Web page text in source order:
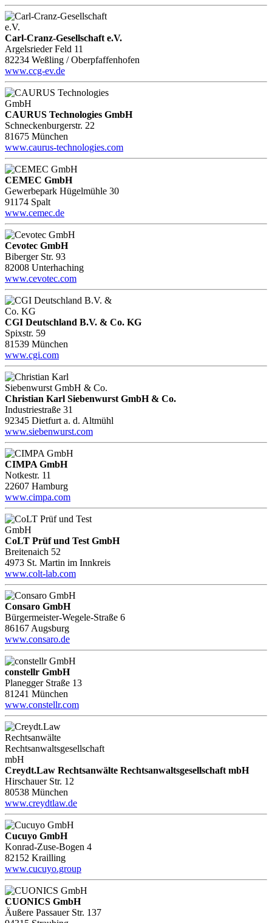
Carl-Cranz-Gesellschaft e.V.
Argelsrieder Feld 11
82234 Weßling / Oberpfaffenhofen
www.ccg-ev.de
CAURUS Technologies GmbH
Schneckenburgerstr. 22
81675 München
www.caurus-technologies.com
CEMEC GmbH
Gewerbepark Hügelmühle 30
91174 Spalt
www.cemec.de
Cevotec GmbH
Biberger Str. 93
82008 Unterhaching
www.cevotec.com
CGI Deutschland B.V. & Co. KG
Spixstr. 59
81539 München
www.cgi.com
Christian Karl Siebenwurst GmbH & Co.
Industriestraße 31
92345 Dietfurt a. d. Altmühl
www.siebenwurst.com
CIMPA GmbH
Notkestr. 11
22607 Hamburg
www.cimpa.com
CoLT Prüf und Test GmbH
Breitenaich 52
4973 St. Martin im Innkreis
www.colt-lab.com
Consaro GmbH
Bürgermeister-Wegele-Straße 6
86167 Augsburg
www.consaro.de
constellr GmbH
Planegger Straße 13
81241 München
www.constellr.com
Creydt.Law Rechtsanwälte Rechtsanwaltsgesellschaft mbH
Hirschauer Str. 12
80538 München
www.creydtlaw.de
Cucuyo GmbH
Konrad-Zuse-Bogen 4
82152 Krailling
www.cucuyo.group
CUONICS GmbH
Äußere Passauer Str. 137